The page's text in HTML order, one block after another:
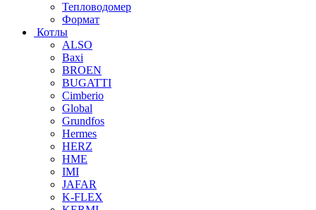
Тепловодомер
Формат
Котлы
ALSO
Baxi
BROEN
BUGATTI
Cimberio
Global
Grundfos
Hermes
HERZ
HME
IMI
JAFAR
K-FLEX